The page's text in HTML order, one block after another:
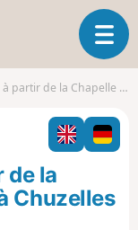
O
u
v
i
r
l
n
a
Chapelle Saint-Maxime à Chuzelles
de la
Chuzelles